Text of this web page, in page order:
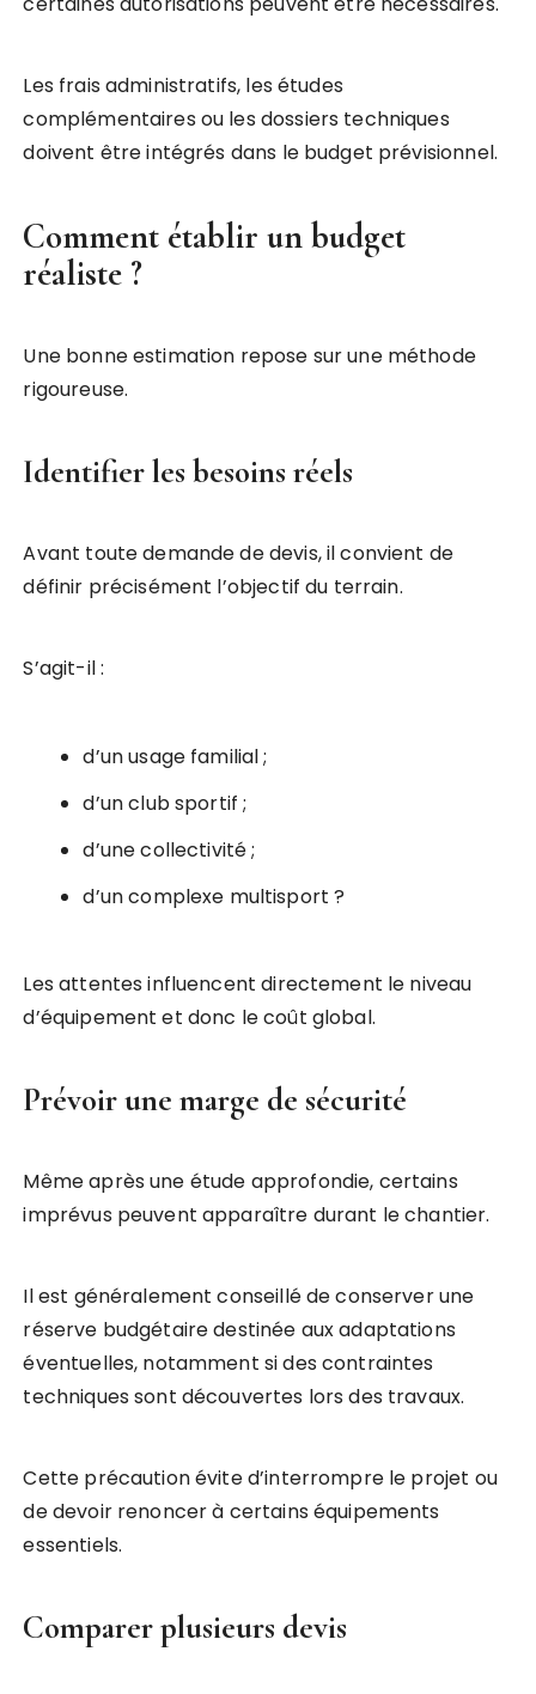
Les frais administratifs, les études
complémentaires ou les dossiers techniques
doivent être intégrés dans le budget prévisionnel.
Comment établir un budget
réaliste ?
Une bonne estimation repose sur une méthode
rigoureuse.
Identifier les besoins réels
Avant toute demande de devis, il convient de
définir précisément l’objectif du terrain.
S’agit-il :
d’un usage familial ;
d’un club sportif ;
d’une collectivité ;
d’un complexe multisport ?
Les attentes influencent directement le niveau
d’équipement et donc le coût global.
Prévoir une marge de sécurité
Même après une étude approfondie, certains
imprévus peuvent apparaître durant le chantier.
Il est généralement conseillé de conserver une
réserve budgétaire destinée aux adaptations
éventuelles, notamment si des contraintes
techniques sont découvertes lors des travaux.
Cette précaution évite d’interrompre le projet ou
de devoir renoncer à certains équipements
essentiels.
Comparer plusieurs devis